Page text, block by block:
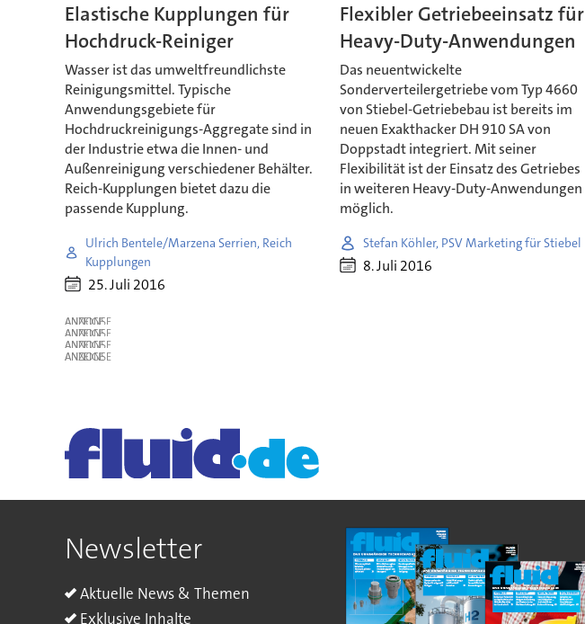
Elastische Kupplungen für
Hochdruck-Reiniger
Wasser ist das umweltfreundlichste
Reinigungsmittel. Typische
Anwendungsgebiete für
Hochdruckreinigungs-Aggregate sind in
der Industrie etwa die Innen- und
Außenreinigung verschiedener Behälter.
Reich-Kupplungen bietet dazu die
passende Kupplung.
Ulrich Bentele/Marzena Serrien, Reich
Kupplungen
25. Juli 2016
Flexibler Getriebeeinsatz für
Heavy-Duty-Anwendungen
Das neuentwickelte
Sonderverteilergetriebe vom Typ 4660
von Stiebel-Getriebebau ist bereits im
neuen Exakthacker DH 910 SA von
Doppstadt integriert. Mit seiner
Flexibilität ist der Einsatz des Getriebes
in weiteren Heavy-Duty-Anwendungen
möglich.
Stefan Köhler, PSV Marketing für Stiebel
8. Juli 2016
ANZEIGE
ANZEIGE
ANZEIGE
ANZEIGE
Newsletter
Aktuelle News & Themen
Exklusive Inhalte